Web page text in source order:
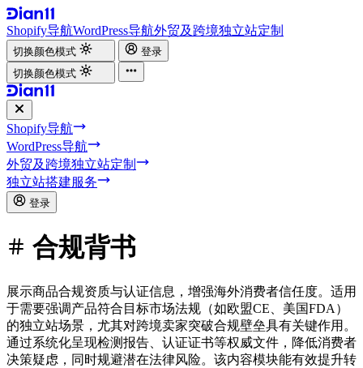
Shopify导航WordPress导航外贸及跨境独立站定制
切换颜色模式
登录
切换颜色模式
Shopify导航
WordPress导航
外贸及跨境独立站定制
独立站搭建服务
登录
合规背书
展示商品合规资质与认证信息，增强海外消费者信任度。适用
于需要强调产品符合目标市场法规（如欧盟CE、美国FDA）
的独立站场景，尤其对跨境卖家突破合规壁垒具有关键作用。
通过系统化呈现检测报告、认证证书等权威文件，降低消费者
决策疑虑，同时规避潜在法律风险。该内容模块能有效提升转